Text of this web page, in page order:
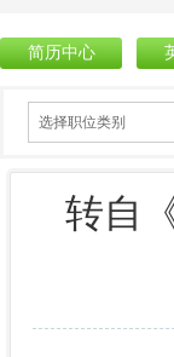
简历中心
选择职位类别
转自